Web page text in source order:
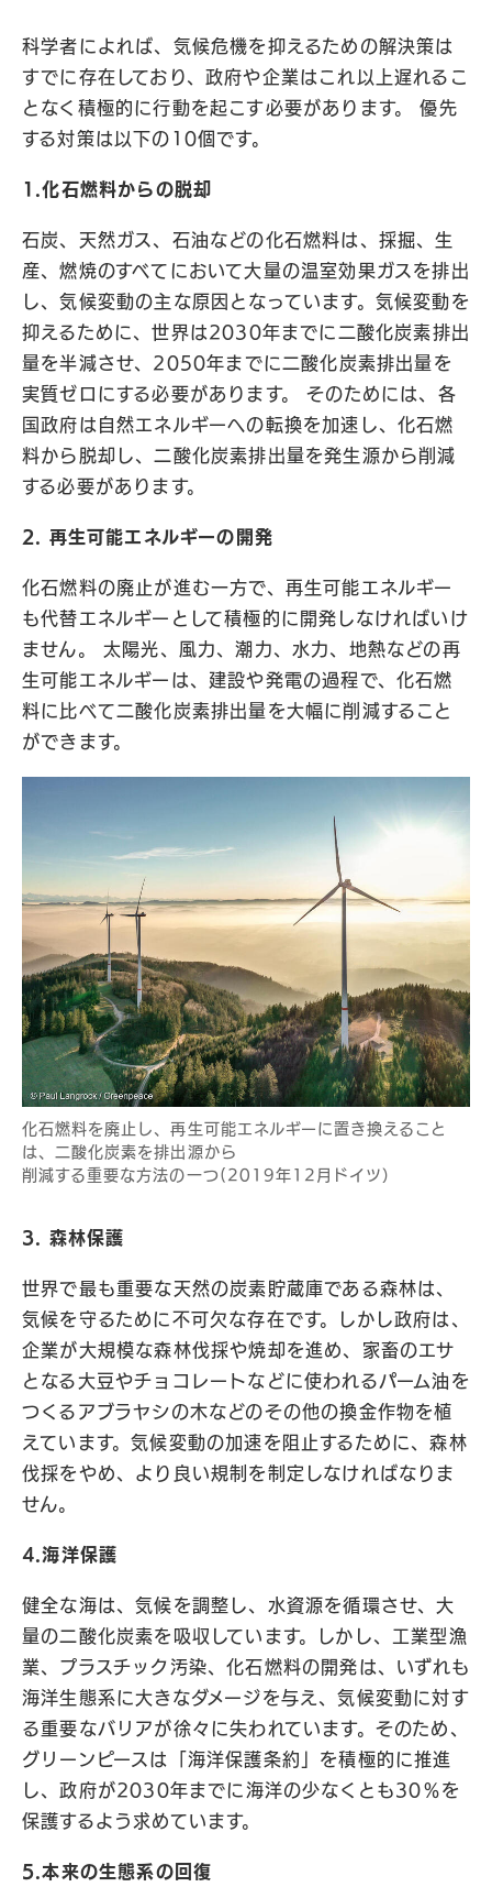
科学者によれば、気候危機を抑えるための解決策は
すでに存在しており、政府や企業はこれ以上遅れるこ
となく積極的に行動を起こす必要があります。 優先
する対策は以下の10個です。
1.化石燃料からの脱却
石炭、天然ガス、石油などの化石燃料は、採掘、生
産、燃焼のすべてにおいて大量の温室効果ガスを排出
し、気候変動の主な原因となっています。気候変動を
抑えるために、世界は2030年までに二酸化炭素排出
量を半減させ、2050年までに二酸化炭素排出量を
実質ゼロにする必要があります。 そのためには、各
国政府は自然エネルギーへの転換を加速し、化石燃
料から脱却し、二酸化炭素排出量を発生源から削減
する必要があります。
2. 再生可能エネルギーの開発
化石燃料の廃止が進む一方で、再生可能エネルギー
も代替エネルギーとして積極的に開発しなければいけ
ません。 太陽光、風力、潮力、水力、地熱などの再
生可能エネルギーは、建設や発電の過程で、化石燃
料に比べて二酸化炭素排出量を大幅に削減すること
ができます。
化石燃料を廃止し、再生可能エネルギーに置き換えること
は、二酸化炭素を排出源から
削減する重要な方法の一つ(2019年12月ドイツ）
3. 森林保護
世界で最も重要な天然の炭素貯蔵庫である森林は、
気候を守るために不可欠な存在です。しかし政府は、
企業が大規模な森林伐採や焼却を進め、家畜のエサ
となる大豆やチョコレートなどに使われるパーム油を
つくるアブラヤシの木などのその他の換金作物を植
えています。気候変動の加速を阻止するために、森林
伐採をやめ、より良い規制を制定しなければなりま
せん。
4.海洋保護
健全な海は、気候を調整し、水資源を循環させ、大
量の二酸化炭素を吸収しています。しかし、工業型漁
業、プラスチック汚染、化石燃料の開発は、いずれも
海洋生態系に大きなダメージを与え、気候変動に対す
る重要なバリアが徐々に失われています。そのため、
グリーンピースは「海洋保護条約」を積極的に推進
し、政府が2030年までに海洋の少なくとも30％を
保護するよう求めています。
5.本来の生態系の回復